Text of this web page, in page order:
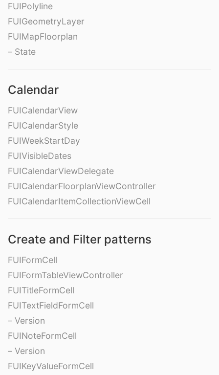
FUIPolyline
FUIGeometryLayer
FUIMapFloorplan
– State
Calendar
FUICalendarView
FUICalendarStyle
FUIWeekStartDay
FUIVisibleDates
FUICalendarViewDelegate
FUICalendarFloorplanViewController
FUICalendarItemCollectionViewCell
Create and Filter patterns
FUIFormCell
FUIFormTableViewController
FUITitleFormCell
FUITextFieldFormCell
– Version
FUINoteFormCell
– Version
FUIKeyValueFormCell